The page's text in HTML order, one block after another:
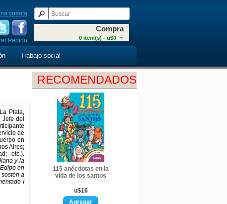
Compra
0 item(s) - u$0
cuenta
Pedido
Trabajo social
RECOMENDADOS
115 anécdotas en la
vida de los santos
u$16
Plata,
del
de
en
Aires;
etc.).
y la
en
sostén a
I